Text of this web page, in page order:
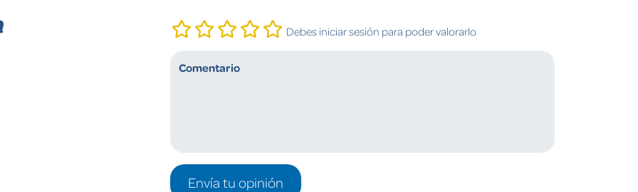
Debes iniciar sesión para poder valorarlo
Envía tu opinión